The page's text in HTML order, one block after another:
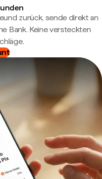
zurück, sende direkt an
Bank. Keine versteckten